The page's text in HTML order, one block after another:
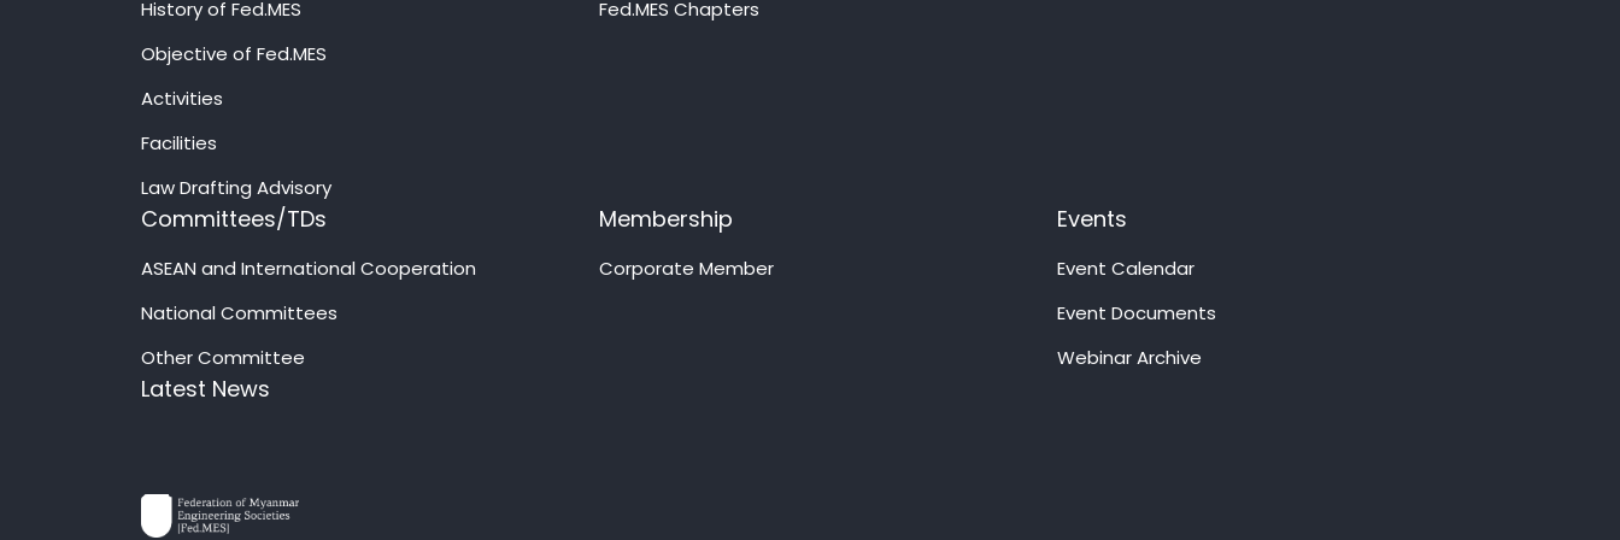
History of Fed.MES
Objective of Fed.MES
Activities
Facilities
Law Drafting Advisory
Fed.MES Chapters
Committees/TDs
ASEAN and International Cooperation
National Committees
Other Committee
Membership
Corporate Member
Events
Event Calendar
Event Documents
Webinar Archive
Latest News